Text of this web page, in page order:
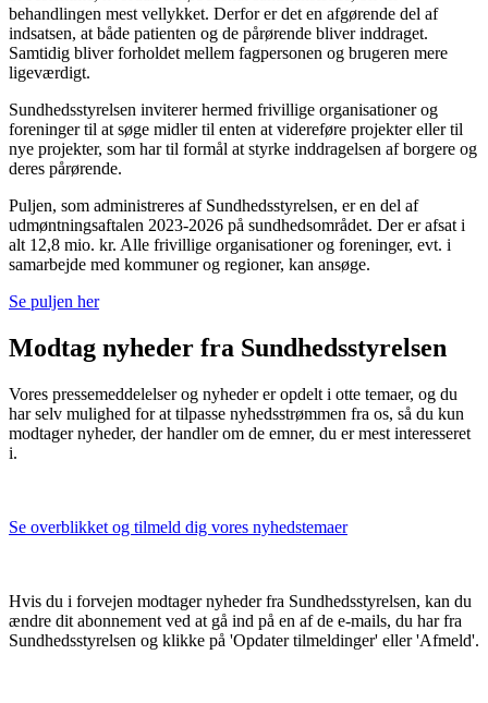
behandlingen mest vellykket. Derfor er det en afgørende del af
indsatsen, at både patienten og de pårørende bliver inddraget.
Samtidig bliver forholdet mellem fagpersonen og brugeren mere
ligeværdigt.
Sundhedsstyrelsen inviterer hermed frivillige organisationer og
foreninger til at søge midler til enten at videreføre projekter eller til
nye projekter, som har til formål at styrke inddragelsen af borgere og
deres pårørende.
Puljen, som administreres af Sundhedsstyrelsen, er en del af
udmøntningsaftalen 2023-2026 på sundhedsområdet. Der er afsat i
alt 12,8 mio. kr. Alle frivillige organisationer og foreninger, evt. i
samarbejde med kommuner og regioner, kan ansøge.
Se puljen her
Modtag nyheder fra Sundhedsstyrelsen
Vores pressemeddelelser og nyheder er opdelt i otte temaer, og du
har selv mulighed for at tilpasse nyhedsstrømmen fra os, så du kun
modtager nyheder, der handler om de emner, du er mest interesseret
i.
Se overblikket og tilmeld dig vores nyhedstemaer
Hvis du i forvejen modtager nyheder fra Sundhedsstyrelsen, kan du
ændre dit abonnement ved at gå ind på en af de e-mails, du har fra
Sundhedsstyrelsen og klikke på 'Opdater tilmeldinger' eller 'Afmeld'.